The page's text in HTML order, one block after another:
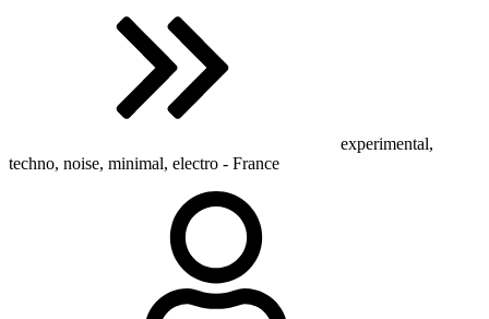
experimental,
techno, noise, minimal, electro - France